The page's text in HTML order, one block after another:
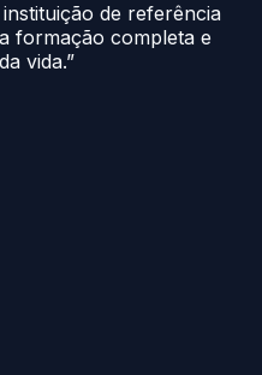
de referência
formação completa e
vida.”